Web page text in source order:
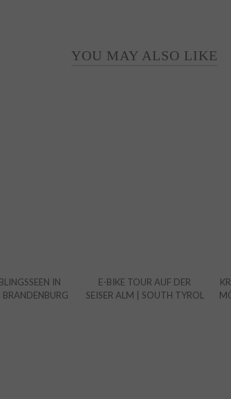
YOU MAY ALSO LIKE
IN
E-BIKE TOUR AUF DER
SEISER ALM | SOUTH TYROL